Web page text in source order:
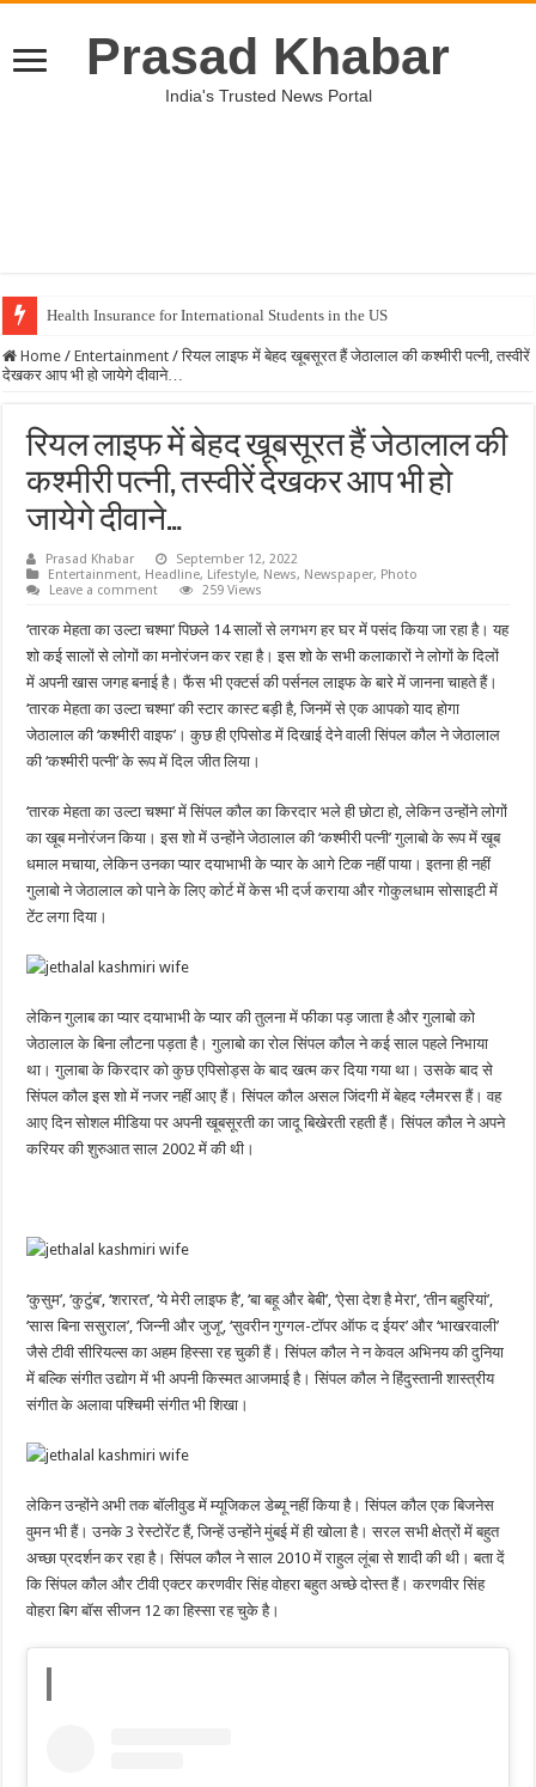
Prasad Khabar
India's Trusted News Portal
Health Insurance for International Students in the US
Home / Entertainment / रियल लाइफ में बेहद खूबसूरत हैं जेठालाल की कश्मीरी पत्नी, तस्वीरें
देखकर आप भी हो जायेगे दीवाने…
रियल लाइफ में बेहद खूबसूरत हैं जेठालाल की
कश्मीरी पत्नी, तस्वीरें देखकर आप भी हो
जायेगे दीवाने…
Prasad Khabar
September 12, 2022
Entertainment, Headline, Lifestyle, News, Newspaper, Photo
Leave a comment
259 Views
‘तारक मेहता का उल्टा चश्मा’ पिछले 14 सालों से लगभग हर घर में पसंद किया जा रहा है। यह
शो कई सालों से लोगों का मनोरंजन कर रहा है। इस शो के सभी कलाकारों ने लोगों के दिलों
में अपनी खास जगह बनाई है। फैंस भी एक्टर्स की पर्सनल लाइफ के बारे में जानना चाहते हैं।
‘तारक मेहता का उल्टा चश्मा’ की स्टार कास्ट बड़ी है, जिनमें से एक आपको याद होगा
जेठालाल की ‘कश्मीरी वाइफ’। कुछ ही एपिसोड में दिखाई देने वाली सिंपल कौल ने जेठालाल
की ‘कश्मीरी पत्नी’ के रूप में दिल जीत लिया।
‘तारक मेहता का उल्टा चश्मा’ में सिंपल कौल का किरदार भले ही छोटा हो, लेकिन उन्होंने लोगों
का खूब मनोरंजन किया। इस शो में उन्होंने जेठालाल की ‘कश्मीरी पत्नी’ गुलाबो के रूप में खूब
धमाल मचाया, लेकिन उनका प्यार दयाभाभी के प्यार के आगे टिक नहीं पाया। इतना ही नहीं
गुलाबो ने जेठालाल को पाने के लिए कोर्ट में केस भी दर्ज कराया और गोकुलधाम सोसाइटी में
टेंट लगा दिया।
लेकिन गुलाब का प्यार दयाभाभी के प्यार की तुलना में फीका पड़ जाता है और गुलाबो को
जेठालाल के बिना लौटना पड़ता है। गुलाबो का रोल सिंपल कौल ने कई साल पहले निभाया
था। गुलाबा के किरदार को कुछ एपिसोड्स के बाद खत्म कर दिया गया था। उसके बाद से
सिंपल कौल इस शो में नजर नहीं आए हैं। सिंपल कौल असल जिंदगी में बेहद ग्लैमरस हैं। वह
आए दिन सोशल मीडिया पर अपनी खूबसूरती का जादू बिखेरती रहती हैं। सिंपल कौल ने अपने
करियर की शुरुआत साल 2002 में की थी।
‘कुसुम’, ‘कुटुंब’, ‘शरारत’, ‘ये मेरी लाइफ है’, ‘बा बहू और बेबी’, ‘ऐसा देश है मेरा’, ‘तीन बहुरियां’,
‘सास बिना ससुराल’, ‘जिन्नी और जुजू’, ‘सुवरीन गुग्गल-टॉपर ऑफ द ईयर’ और ‘भाखरवाली’
जैसे टीवी सीरियल्स का अहम हिस्सा रह चुकी हैं। सिंपल कौल ने न केवल अभिनय की दुनिया
में बल्कि संगीत उद्योग में भी अपनी किस्मत आजमाई है। सिंपल कौल ने हिंदुस्तानी शास्त्रीय
संगीत के अलावा पश्चिमी संगीत भी शिखा।
लेकिन उन्होंने अभी तक बॉलीवुड में म्यूजिकल डेब्यू नहीं किया है। सिंपल कौल एक बिजनेस
वुमन भी हैं। उनके 3 रेस्टोरेंट हैं, जिन्हें उन्होंने मुंबई में ही खोला है। सरल सभी क्षेत्रों में बहुत
अच्छा प्रदर्शन कर रहा है। सिंपल कौल ने साल 2010 में राहुल लूंबा से शादी की थी। बता दें
कि सिंपल कौल और टीवी एक्टर करणवीर सिंह वोहरा बहुत अच्छे दोस्त हैं। करणवीर सिंह
वोहरा बिग बॉस सीजन 12 का हिस्सा रह चुके है।